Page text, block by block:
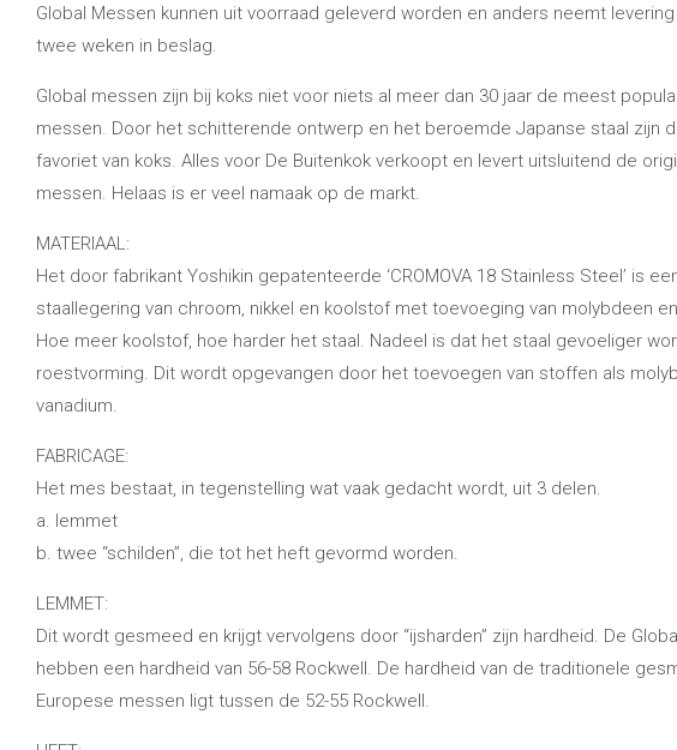
Global Messen kunnen uit voorraad geleverd worden en anders neemt levering
twee weken in beslag.
Global messen zijn bij koks niet voor niets al meer dan 30 jaar de meest
messen. Door het schitterende ontwerp en het beroemde Japanse staal zijn
favoriet van koks. Alles voor De Buitenkok verkoopt en levert uitsluitend de
messen. Helaas is er veel namaak op de markt.
MATERIAAL:
Het door fabrikant Yoshikin gepatenteerde ‘CROMOVA 18 Stainless Steel’ is
staallegering van chroom, nikkel en koolstof met toevoeging van molybdeen
Hoe meer koolstof, hoe harder het staal. Nadeel is dat het staal gevoeliger
roestvorming. Dit wordt opgevangen door het toevoegen van stoffen als
vanadium.
FABRICAGE:
Het mes bestaat, in tegenstelling wat vaak gedacht wordt, uit 3 delen.
a. lemmet
b. twee “schilden”, die tot het heft gevormd worden.
LEMMET:
Dit wordt gesmeed en krijgt vervolgens door “ijsharden” zijn hardheid. De
hebben een hardheid van 56-58 Rockwell. De hardheid van de traditionele
Europese messen ligt tussen de 52-55 Rockwell.